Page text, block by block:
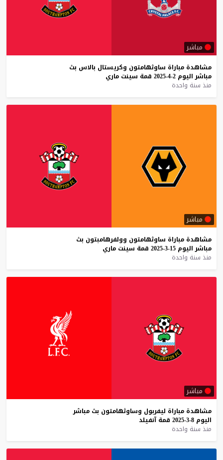
مباشر
مشاهدة مباراة ساوثهامتون وكريستال بالاس بث
مباشر اليوم 2-4-2025 قمة سينت ماري
منذ سنة واحدة
مباشر
مشاهدة مباراة ساوثهامتون وولفرهامبتون بث
مباشر اليوم 15-3-2025 قمة سينت ماري
منذ سنة واحدة
مباشر
مشاهدة مباراة ليفربول وساوثهامتون بث مباشر
اليوم 8-3-2025 قمة آنفيلد
منذ سنة واحدة